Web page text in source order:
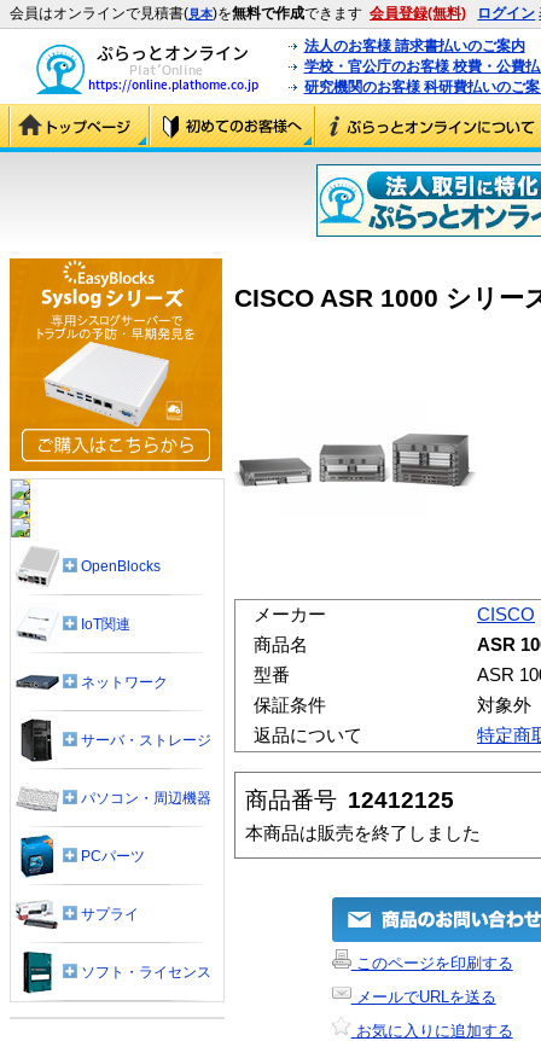
会員はオンラインで見積書(見本)を無料で作成できます 会員登録(無料) ログイン
法人のお客様 請求書払いのご案内
学校・官公庁のお客様 校費・公費
研究機関のお客様 科研費払いのご
CISCO ASR 1000 シリー
メーカー
CISCO
商品名
ASR
型番
ASR
保証条件
対象外
返品について
特定商
商品番号 12412125
本商品は販売を終了しました
このページを印刷する
メールでURLを送る
お気に入りに追加する
OpenBlocks
IoT関連
ネットワーク
サーバ・ストレージ
パソコン・周辺機器
PCパーツ
サプライ
ソフト・ライセンス